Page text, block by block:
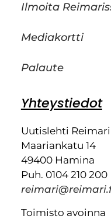
Ilmoita
Mediakortti
Palaute
Yhteystiedot
Uutislehti Reimari
Maariankatu 14
49400 Hamina
Puh. 0104 210 200
Toimisto avoinna